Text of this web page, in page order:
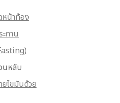
หน้าท้อง
ทาน
นหลับ
ไขมันด้วย